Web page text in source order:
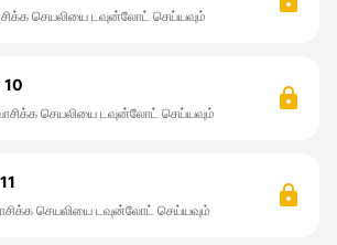
செயலியை டவுன்லோட் செய்யவும்
10
செயலியை டவுன்லோட் செய்யவும்
செயலியை டவுன்லோட் செய்யவும்